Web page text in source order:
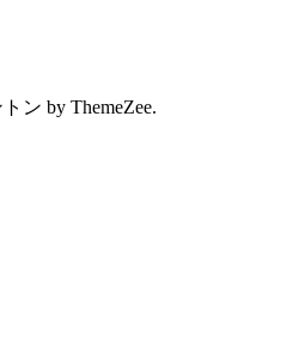
ン by ThemeZee.